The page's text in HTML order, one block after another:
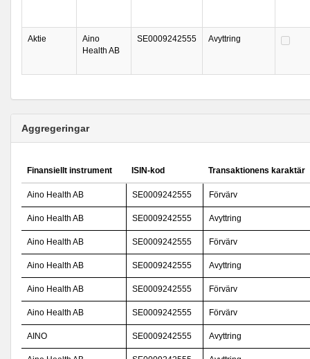
Aktie
Aino
Health AB
SE0009242555 Avyttring
Aggregeringar
Finansiellt instrument ISIN-kod Transaktionens karaktär
Aino Health AB SE0009242555 Förvärv
Aino Health AB SE0009242555 Avyttring
Aino Health AB SE0009242555 Förvärv
Aino Health AB SE0009242555 Avyttring
Aino Health AB SE0009242555 Förvärv
Aino Health AB SE0009242555 Förvärv
AINO SE0009242555 Avyttring